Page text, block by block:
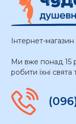
Інтернет-
Ми вже понад 15
робити їхні свята